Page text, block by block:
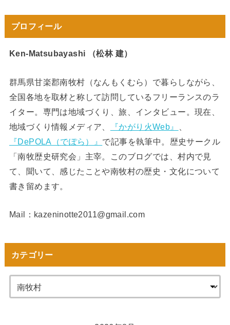
プロフィール
Ken-Matsubayashi （松林 建）
群馬県甘楽郡南牧村（なんもくむら）で暮らしながら、
全国各地を取材と称して訪問しているフリーランスのラ
イター。専門は地域づくり、旅、インタビュー。現在、
地域づくり情報メディア、
『かがり火Web』
『DePOLA（でぽら）』 で記事を執筆中。歴史サークル
「南牧歴史研究会」主宰。このブログでは、村内で見
て、聞いて、感じたことや南牧村の歴史・文化について
書き留めます。
Mail：kazeninotte2011@gmail.com
カテゴリー